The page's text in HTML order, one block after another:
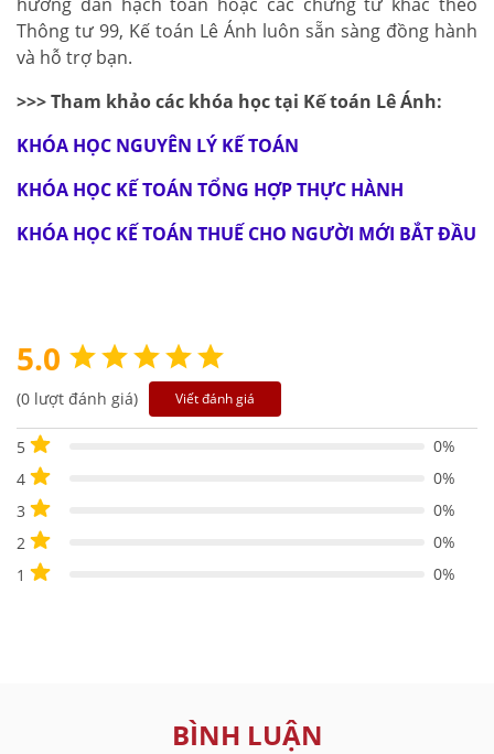
Thông tư 99, Kế toán Lê Ánh luôn sẵn sàng đồng hành
và hỗ trợ bạn.
>>> Tham khảo các khóa học tại Kế toán Lê Ánh:
KHÓA HỌC NGUYÊN LÝ KẾ TOÁN
KHÓA HỌC KẾ TOÁN TỔNG HỢP THỰC HÀNH
KHÓA HỌC KẾ TOÁN THUẾ CHO NGƯỜI MỚI BẮT ĐẦU
5.0
(0 lượt đánh giá) Viết đánh giá
5
0%
4
0%
3
0%
2
0%
1
0%
BÌNH LUẬN